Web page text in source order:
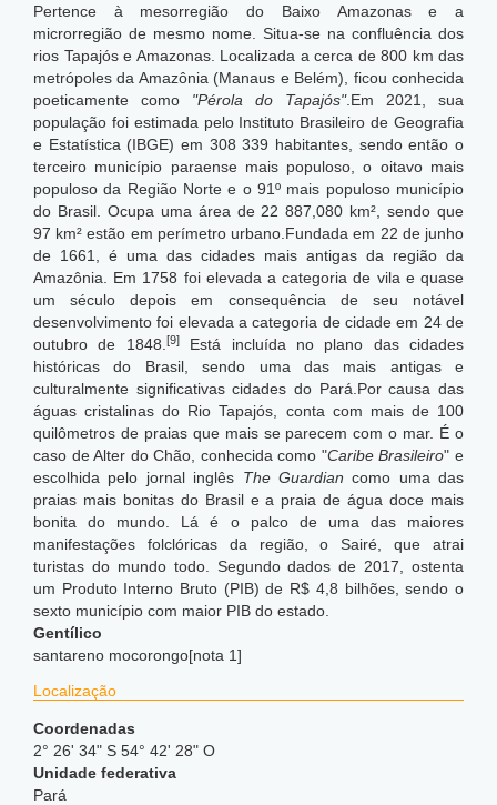
Pertence à mesorregião do Baixo Amazonas e a
microrregião de mesmo nome. Situa-se na confluência dos
rios Tapajós e Amazonas. Localizada a cerca de 800 km das
metrópoles da Amazônia (Manaus e Belém), ficou conhecida
poeticamente como "Pérola do Tapajós".Em 2021, sua
população foi estimada pelo Instituto Brasileiro de Geografia
e Estatística (IBGE) em 308 339 habitantes, sendo então o
terceiro município paraense mais populoso, o oitavo mais
populoso da Região Norte e o 91º mais populoso município
do Brasil.
Ocupa uma área de 22 887,080 km², sendo que
97 km² estão em perímetro urbano. Fundada em 22 de junho
de 1661, é uma das cidades mais antigas da região da
Amazônia. Em 1758 foi elevada a categoria de vila e quase
um século depois em consequência de seu notável
desenvolvimento foi elevada a categoria de cidade em 24 de
outubro de 1848. [9]Está incluída no plano das cidades
históricas do Brasil, sendo uma das mais antigas e
culturalmente significativas cidades do Pará.Por causa das
águas cristalinas do Rio Tapajós, conta com mais de 100
quilômetros de praias que mais se parecem com o mar. É o
caso de Alter do Chão, conhecida como "Caribe Brasileiro" e
escolhida pelo jornal inglês The Guardian como uma das
praias mais bonitas do Brasil e a praia de água doce mais
bonita do mundo. Lá é o palco de uma das maiores
manifestações folclóricas da região, o Sairé, que atrai
turistas do mundo todo.
Segundo dados de 2017, ostenta
um Produto Interno Bruto (PIB) de R$ 4,8 bilhões, sendo o
sexto município com maior PIB do estado.
Gentílico
santareno mocorongo[nota 1]
Localização
Coordenadas
2° 26' 34" S 54° 42' 28" O
Unidade federativa
Pará